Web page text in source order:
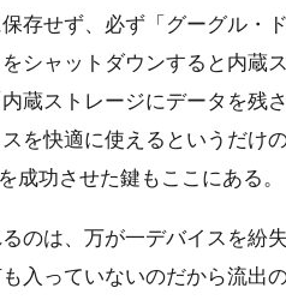
存せず、必ず「グーグル・
シャットダウンすると内蔵
蔵ストレージにデータを残
を快適に使えるというだけ
成功させた鍵もここにある。
のは、万が一デバイスを紛
入っていないのだから流出